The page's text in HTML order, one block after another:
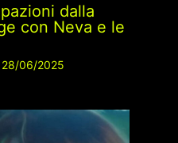
dalla
con Neva e le
28/06/2025